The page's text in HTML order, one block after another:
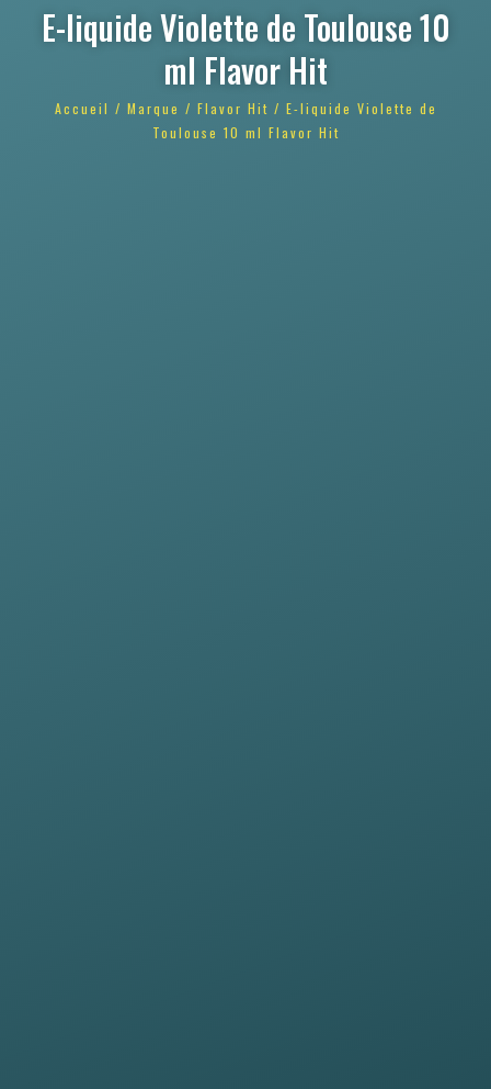
E-liquide Violette de Toulouse 10
ml Flavor Hit
Accueil / Marque / Flavor Hit / E-liquide Violette de
Toulouse 10 ml Flavor Hit